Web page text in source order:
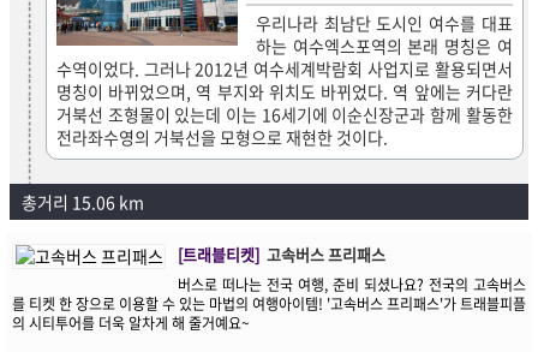
우리나라 최남단 도시인 여수를 대표
하는 여수엑스포역의 본래 명칭은 여
수역이었다. 그러나 2012년 여수세계박람회 사업지로 활용되면서
명칭이 바뀌었으며, 역 부지와 위치도 바뀌었다. 역 앞에는 커다란
거북선 조형물이 있는데 이는 16세기에 이순신장군과 함께 활동한
전라좌수영의 거북선을 모형으로 재현한 것이다.
총거리 15.06 km
[트래블티켓] 고속버스 프리패스
버스로 떠나는 전국 여행, 준비 되셨나요? 전국의 고속버스
를 티켓 한 장으로 이용할 수 있는 마법의 여행아이템! '고속버스 프리패스'가 트래블피플
의 시티투어를 더욱 알차게 해 줄거예요~